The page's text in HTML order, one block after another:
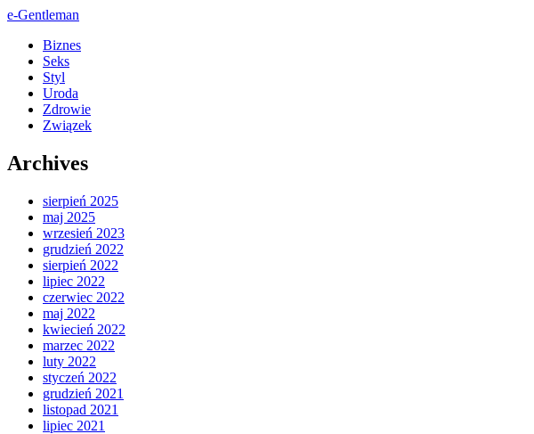
e-Gentleman
Biznes
Seks
Styl
Uroda
Zdrowie
Związek
Archives
sierpień 2025
maj 2025
wrzesień 2023
grudzień 2022
sierpień 2022
lipiec 2022
czerwiec 2022
maj 2022
kwiecień 2022
marzec 2022
luty 2022
styczeń 2022
grudzień 2021
listopad 2021
lipiec 2021